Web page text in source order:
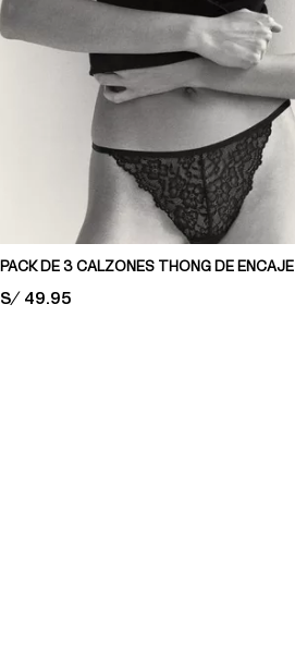
PACK DE 3 CALZONES THONG DE ENCAJE
PRICE:
S/ 49.95